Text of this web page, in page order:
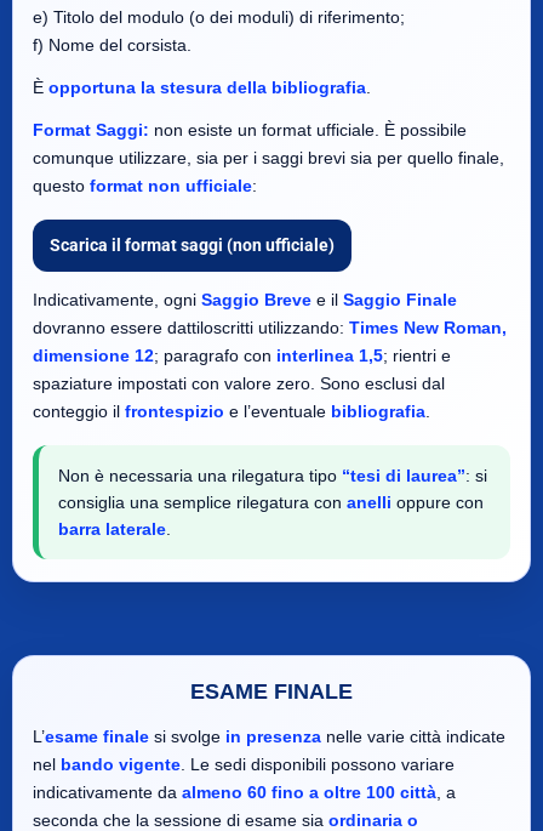
e) Titolo del modulo (o dei moduli) di riferimento;
f) Nome del corsista.
È opportuna la stesura della bibliografia
Format Saggi: non esiste un format ufficiale. È possibile
comunque utilizzare, sia per i saggi brevi sia per quello finale,
questo format non ufficiale:
Scarica il format saggi (non ufficiale)
Indicativamente, ogni Saggio Breve e il Saggio Finale
dovranno essere dattiloscritti utilizzando: Times New Roman,
dimensione 12; paragrafo con interlinea 1,5; rientri e
spaziature impostati con valore zero. Sono esclusi dal
conteggio il frontespizio e l’eventuale bibliografia
Non è necessaria una rilegatura tipo “tesi di laurea”: si
consiglia una semplice rilegatura con anelli oppure con
barra laterale
ESAME FINALE
L’esame finale si svolge in presenza nelle varie città indicate
nel bando vigente . Le sedi disponibili possono variare
indicativamente da almeno 60 fino a oltre 100 città , a
seconda che la sessione di esame sia ordinaria o